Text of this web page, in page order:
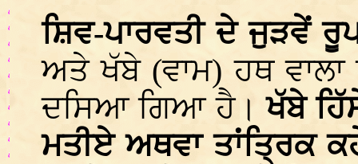
ਸ਼ਿਵ-ਪਾਰਵਤੀ ਦੇ ਜੁੜਵੇਂ
ਅਤੇ ਖੱਬੇ (ਵਾਮ) ਹਥ
ਦਸਿਆ ਗਿਆ ਹੈ।ਖੱਬੇ
ਮਤੀਏ ਅਥਵਾ ਤਾਂਤ੍ਰਿਕ